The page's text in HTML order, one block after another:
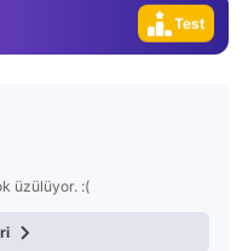
Test
üzülüyor. :(